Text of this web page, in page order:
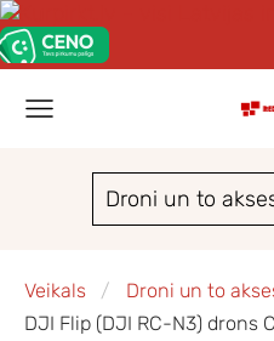
Droni un to
Veikals Droni un to
DJI Flip (DJI RC-N3) drons